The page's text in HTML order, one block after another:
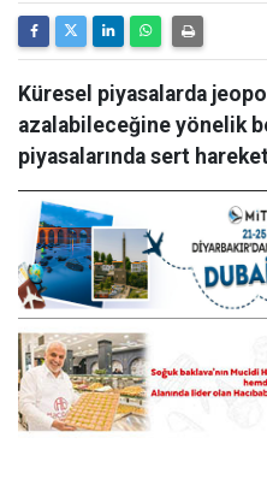
Küresel piyasalarda
azalabileceğine yönelik
piyasalarında sert